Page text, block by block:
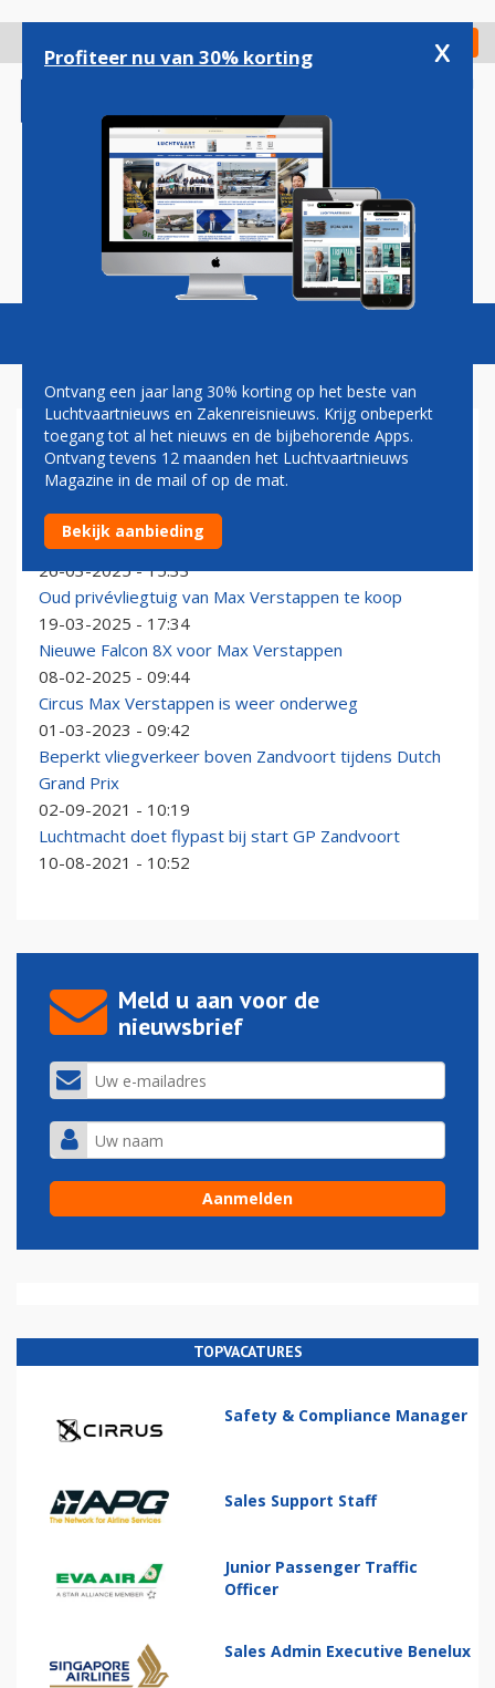
gaan
Check in
Magazine Podcasts Vacatures
MAX VERSTAPPEN
Ex-privéjet Max Verstappen wordt verhuurd door
Nederlands bedrijf Exxaero
26-03-2025 - 15:33
Oud privévliegtuig van Max Verstappen te koop
19-03-2025 - 17:34
Nieuwe Falcon 8X voor Max Verstappen
08-02-2025 - 09:44
Circus Max Verstappen is weer onderweg
01-03-2023 - 09:42
Beperkt vliegverkeer boven Zandvoort tijdens Dutch
Grand Prix
02-09-2021 - 10:19
Luchtmacht doet flypast bij start GP Zandvoort
10-08-2021 - 10:52
Meld u aan voor de
nieuwsbrief
TOPVACATURES
Safety & Compliance Manager
Sales Support Staff
Junior Passenger Traffic
Officer
Sales Admin Executive Benelux
Profiteer nu van 30% korting x
Ontvang een jaar lang 30% korting op het beste van
Luchtvaartnieuws en Zakenreisnieuws. Krijg onbeperkt
toegang tot al het nieuws en de bijbehorende Apps.
Ontvang tevens 12 maanden het Luchtvaartnieuws
Magazine in de mail of op de mat.
Bekijk aanbieding